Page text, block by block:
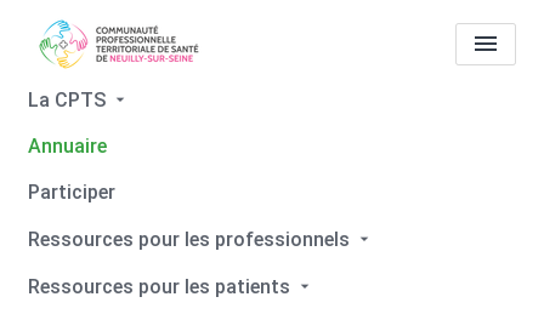
La CPTS
Annuaire
Participer
Ressources pour les professionnels
Ressources pour les patients
Tous les professionnels de
Charles EIFERMAN
Tous les professionnels de santé